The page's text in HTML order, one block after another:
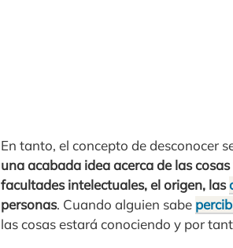
En tanto, el concepto de desconocer
una acabada idea acerca de las
facultades intelectuales, el origen, las
personas. Cuando alguien sabe
las cosas estará conociendo y por